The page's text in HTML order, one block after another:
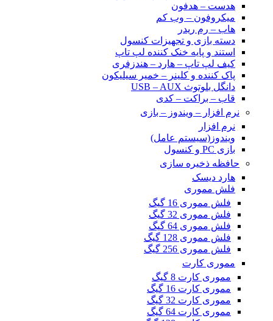
هدست – هدفون
میکروفون – وب کم
هاب – رم ریدر
دسته بازی و تجهیزات کنسول
استند و پایه خنک کننده لپ تاپ
کیف لپ تاپ – هارد – هندزفری
پاک کننده و کلینر – خمیر سیلیکون
دانگل بلوتوث USB – AUX
قاب – براکت – کدی
نرم افزار – ویندوز – بازی
نرم افزار
ویندوز(سیستم عامل)
بازی PC و کنسول
حافظه ذخیره سازی
هارد دیسک
فلش مموری
فلش مموری 16 گیگ
فلش مموری 32 گیگ
فلش مموری 64 گیگ
فلش مموری 128 گیگ
فلش مموری 256 گیگ
مموری کارت
مموری کارت 8 گیگ
مموری کارت 16 گیگ
مموری کارت 32 گیگ
مموری کارت 64 گیگ